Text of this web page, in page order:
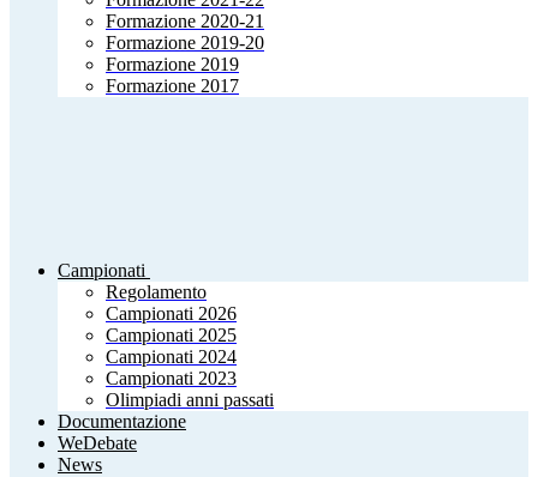
Formazione 2020-21
Formazione 2019-20
Formazione 2019
Formazione 2017
Campionati
Regolamento
Campionati 2026
Campionati 2025
Campionati 2024
Campionati 2023
Olimpiadi anni passati
Documentazione
WeDebate
News